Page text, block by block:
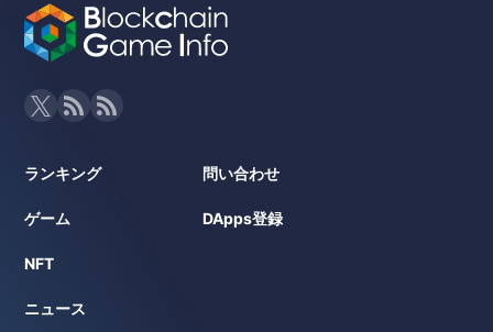
ランキング
ゲーム
NFT
ニュース
問い合わせ
DApps登録